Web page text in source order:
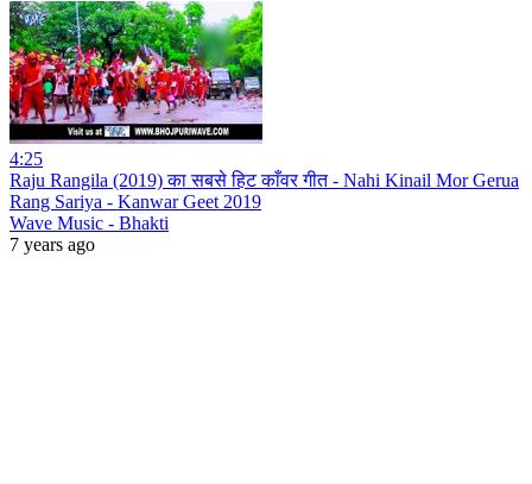
4:25
Raju Rangila (2019) का सबसे हिट काँवर गीत - Nahi Kinail Mor Gerua
Rang Sariya - Kanwar Geet 2019
Wave Music - Bhakti
7 years ago